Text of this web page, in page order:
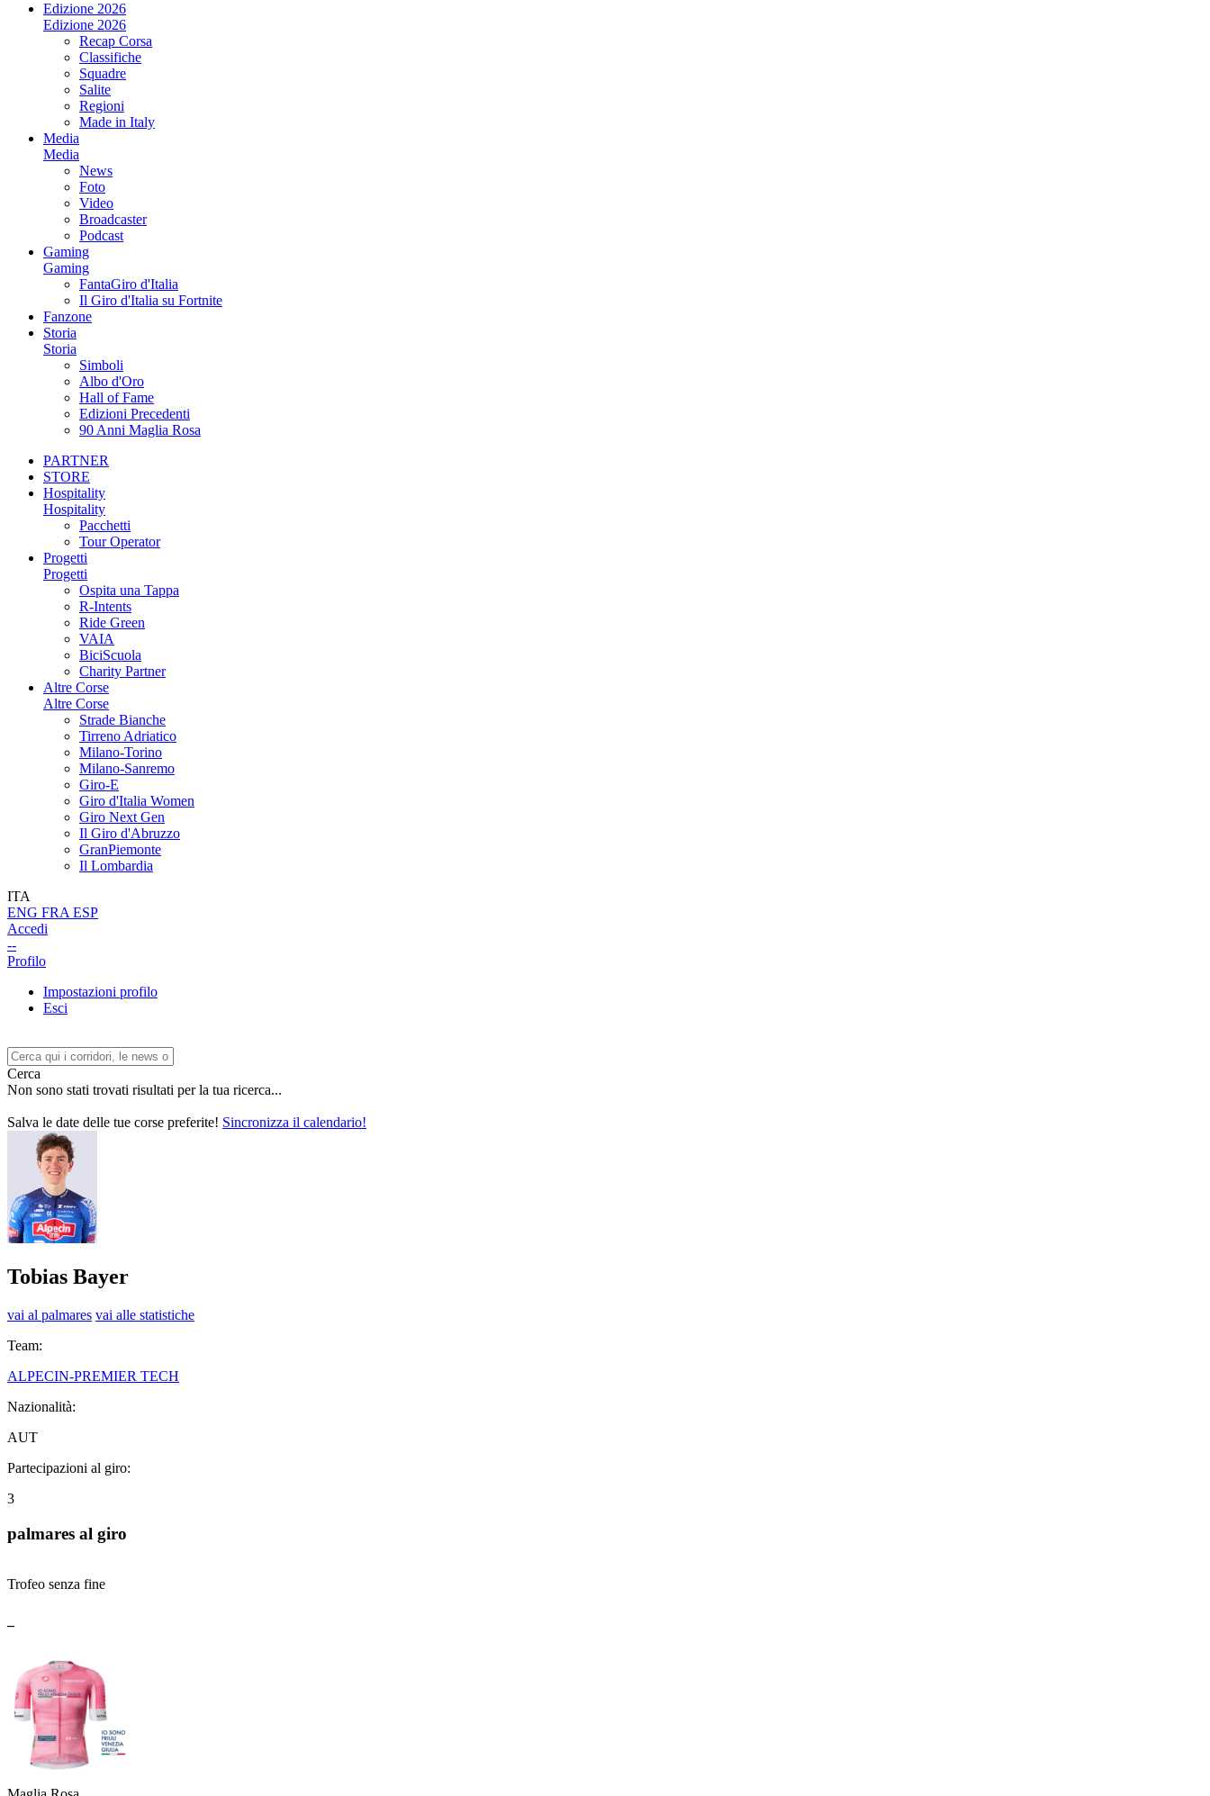
Edizione 2026
Edizione 2026
Recap Corsa
Classifiche
Squadre
Salite
Regioni
Made in Italy
Media
Media
News
Foto
Video
Broadcaster
Podcast
Gaming
Gaming
FantaGiro d'Italia
Il Giro d'Italia su Fortnite
Fanzone
Storia
Storia
Simboli
Albo d'Oro
Hall of Fame
Edizioni Precedenti
90 Anni Maglia Rosa
PARTNER
STORE
Hospitality
Hospitality
Pacchetti
Tour Operator
Progetti
Progetti
Ospita una Tappa
R-Intents
Ride Green
VAIA
BiciScuola
Charity Partner
Altre Corse
Altre Corse
Strade Bianche
Tirreno Adriatico
Milano-Torino
Milano-Sanremo
Giro-E
Giro d'Italia Women
Giro Next Gen
Il Giro d'Abruzzo
GranPiemonte
Il Lombardia
ITA
ENG FRA ESP
Accedi
--
Profilo
Impostazioni profilo
Esci
Cerca
Non sono stati trovati risultati per la tua ricerca...
Salva le date delle tue corse preferite! Sincronizza il calendario!
Tobias Bayer
vai al palmares vai alle statistiche
Team:
ALPECIN-PREMIER TECH
Nazionalità:
AUT
Partecipazioni al giro:
3
palmares al giro
Trofeo senza fine